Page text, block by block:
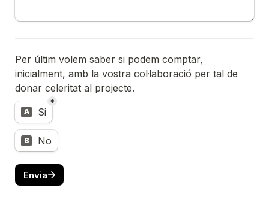
Per últim volem saber si podem comptar,
inicialment, amb la vostra col·laboració per tal de
donar celeritat al projecte.
Untitled multiple choice field
A Si
*
B No
Envia